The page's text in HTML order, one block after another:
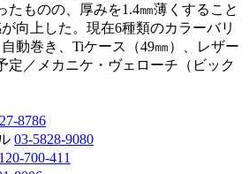
たものの、厚みを1.4㎜薄くすること
向上した。現在6種類のカラーバリ
動巻き、Tiケース（49㎜）、レザー
定／メカニケ・ヴェローチ（ビック
8786
03-5828-9080
700-411